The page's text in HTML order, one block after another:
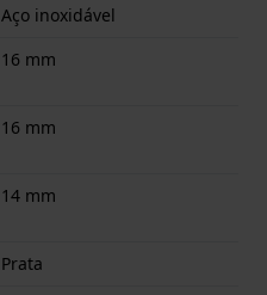
Aço inoxidável
16 mm
16 mm
14 mm
Prata